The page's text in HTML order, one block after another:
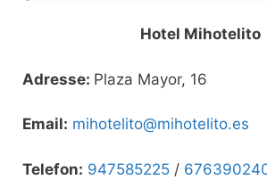
Hotel Mihotelito
Adresse: Plaza Mayor, 16
Email: mihotelito@mihotelito.es
Telefon: 947585225 /